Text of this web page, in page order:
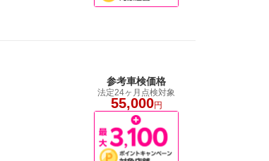
参考車検価格
法定24ヶ月点検対象
55,000円